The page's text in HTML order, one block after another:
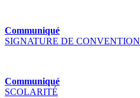
Communiqué
SIGNATURE DE CONVENTION
Communiqué
SCOLARITÉ